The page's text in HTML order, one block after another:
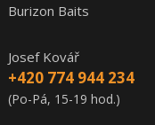
Burizon Baits
Josef Kovář
+420 774 944 234
(Po-Pá, 15-19 hod.)